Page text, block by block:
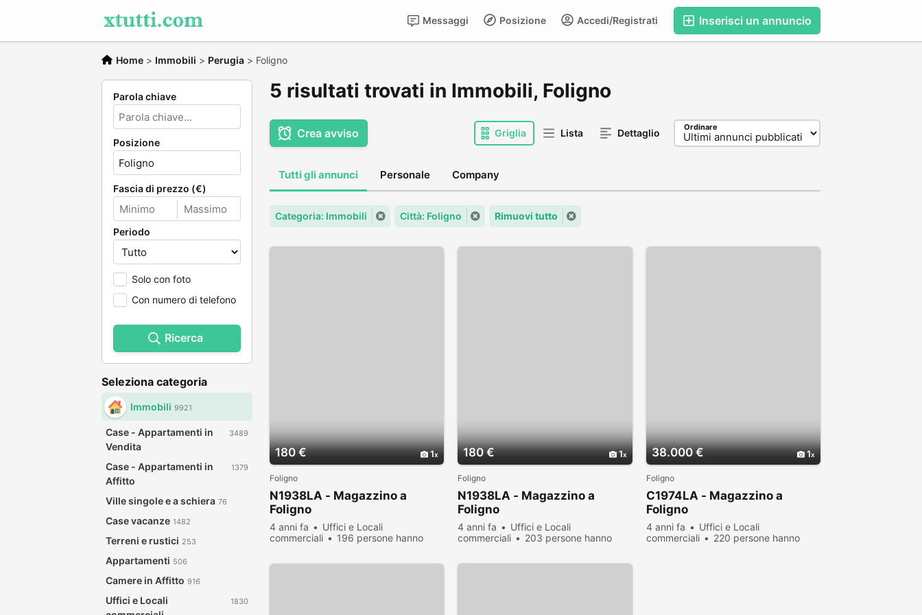
Inserisci un annuncio
Accedi/Registrati
Posizione
Messaggi
Home > Immobili > Perugia > Foligno
Parola chiave
Posizione
Fascia di prezzo (€)
Periodo
Solo con foto
Con numero di telefono
Ricerca
Seleziona categoria
Immobili 9921
Case - Appartamenti in
Vendita
3489
Case - Appartamenti in
Affitto
1379
Ville singole e a schiera 76
Case vacanze 1482
Terreni e rustici 253
Appartamenti 506
Camere in Affitto 916
Uffici e Locali
1830
5 risultati trovati in Immobili, Foligno
Crea avviso Griglia Lista Dettaglio Ordinare
Tutti gli annunci Personale Company
Categoria: Immobili Città: Foligno Rimuovi tutto
180 € 1
Foligno
N1938LA - Magazzino a
Foligno
4 anni fa
Uffici e Locali
commerciali
196 persone hanno
180 € 1
Foligno
N1938LA - Magazzino a
Foligno
4 anni fa
Uffici e Locali
commerciali
203 persone hanno
38.000 € 1
Foligno
C1974LA - Magazzino a
Foligno
4 anni fa
Uffici e Locali
commerciali
220 persone hanno